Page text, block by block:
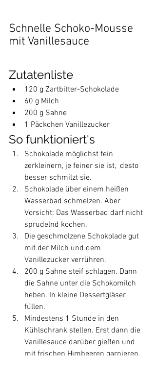
Schnelle Schoko-Mousse
mit Vanillesauce
Zutatenliste
120 g Zartbitter-Schokolade
60 g Milch
200 g Sahne
1 Päckchen Vanillezucker
So funktioniert's
Schokolade möglichst fein
zerkleinern, je feiner sie ist,  desto
besser schmilzt sie.
Schokolade über einem heißen
Wasserbad schmelzen. Aber
Vorsicht: Das Wasserbad darf nicht
sprudelnd kochen.
Die geschmolzene Schokolade gut
mit der Milch und dem
Vanillezucker verrühren.
200 g Sahne steif schlagen. Dann
die Sahne unter die Schokomilch
heben. In kleine Dessertgläser
füllen.
Mindestens 1 Stunde in den
Kühlschrank stellen. Erst dann die
Vanillesauce darüber gießen und
mit frischen Himbeeren garnieren.